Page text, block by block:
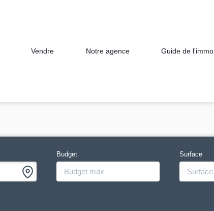
Vendre Notre agence Guide de l'immo
Budget Surface